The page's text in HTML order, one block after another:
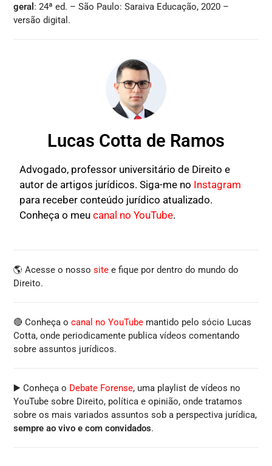
geral : 24ª ed. – São Paulo: Saraiva Educação, 2020 –
versão digital.
Lucas Cotta de Ramos
Advogado, professor universitário de Direito e
autor de artigos jurídicos. Siga-me no Instagram
para receber conteúdo jurídico atualizado.
Conheça o meucanal no YouTube.
🌎 Acesse o nossosite e fique por dentro do mundo do
Direito.
🔴 Conheça ocanal no YouTube mantido pelo sócio Lucas
Cotta, onde periodicamente publica vídeos comentando
sobre assuntos jurídicos.
▶️ Conheça o Debate Forense, uma playlist de vídeos no
YouTube sobre Direito, política e opinião, onde tratamos
sobre os mais variados assuntos sob a perspectiva jurídica,
sempre ao vivo e com convidados.